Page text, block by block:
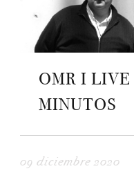
OMR I LIVE
MINUTOS
09 diciembre 2020